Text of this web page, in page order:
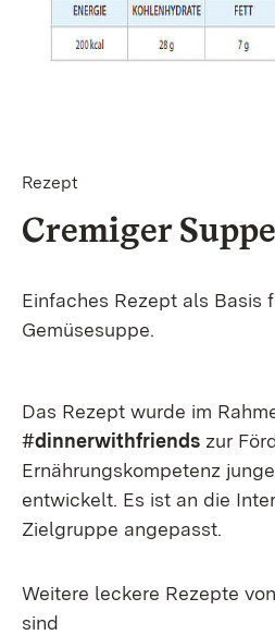
Rezept
Cremiger
Einfaches Rezept als Basis
Gemüsesuppe.
Das Rezept wurde im
#dinnerwithfriends zur
Ernährungskompetenz
entwickelt. Es ist an die
Zielgruppe angepasst.
Weitere leckere Rezepte
sind